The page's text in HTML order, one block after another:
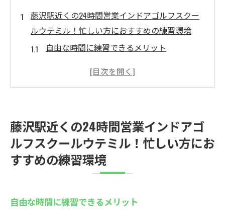
藤沢駅近くの24時間営業インドアゴルフスクー
ルウテミル！忙しい方におすすめの練習環境
自由な時間に練習できるメリット
仕事帰りにおすすめのゴルフ練習法
ウテミルの特長：通い放題プランの魅力
初心者大歓迎藤沢駅インドアゴルフスクールで
上達の第一歩を踏み出そう
ゴルフの基礎を学ぶための最初の一歩
藤沢駅近くの24時間営業インドアゴ
ルフスクールウテミル！忙しい方にお
すすめの練習環境
自由な時間に練習できるメリット